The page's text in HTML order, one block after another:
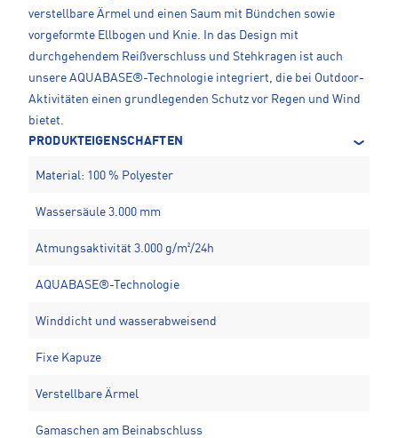
verstellbare Ärmel und einen Saum mit Bündchen sowie
vorgeformte Ellbogen und Knie. In das Design mit
durchgehendem Reißverschluss und Stehkragen ist auch
unsere AQUABASE®-Technologie integriert, die bei Outdoor-
Aktivitäten einen grundlegenden Schutz vor Regen und Wind
bietet.
PRODUKTEIGENSCHAFTEN
Material: 100 % Polyester
Wassersäule 3.000 mm
Atmungsaktivität 3.000 g/m²/24h
AQUABASE®-Technologie
Winddicht und wasserabweisend
Fixe Kapuze
Verstellbare Ärmel
Gamaschen am Beinabschluss